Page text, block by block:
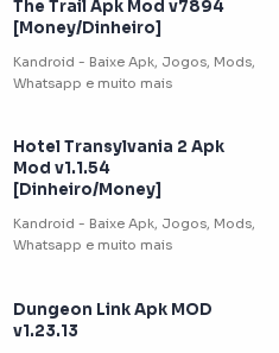
The Trail Apk Mod v7894
[Money/Dinheiro]
Hotel Transylvania 2 Apk
Mod v1.1.54
[Dinheiro/Money]
Dungeon Link Apk MOD
v1.23.13